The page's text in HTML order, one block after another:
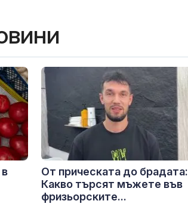
От прическата до брадата:
Какво търсят мъжете във
фризьорските...